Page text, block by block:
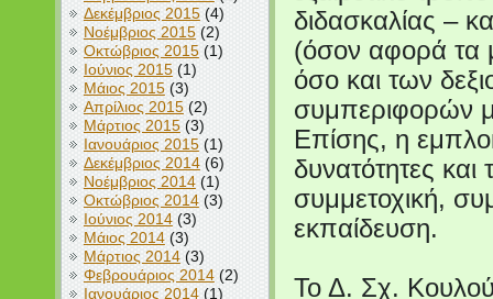
Δεκέμβριος 2015(4)
Νοέμβριος 2015(2)
Οκτώβριος 2015(1)
Ιούνιος 2015(1)
Μάιος 2015(3)
Απρίλιος 2015(2)
Μάρτιος 2015(3)
Ιανουάριος 2015(1)
Δεκέμβριος 2014(6)
Νοέμβριος 2014(1)
Οκτώβριος 2014(3)
Ιούνιος 2014(3)
Μάιος 2014(3)
Μάρτιος 2014(3)
Φεβρουάριος 2014(2)
Ιανουάριος 2014(1)
διδασκαλίας –
(όσον αφορά τα
όσο και των
συμπεριφορών
Επίσης, η
δυνατότητες και
συμμετοχική,
εκπαίδευση.
Το Δ. Σχ.